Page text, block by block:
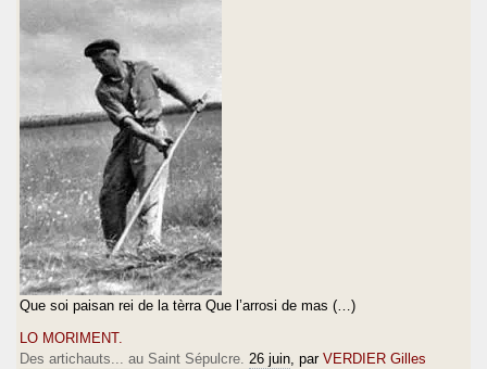
Que soi paisan rei de la tèrra Que l’arrosi de mas (…)
LO MORIMENT.
Des artichauts... au Saint Sépulcre. 26 juin, par VERDIER Gilles